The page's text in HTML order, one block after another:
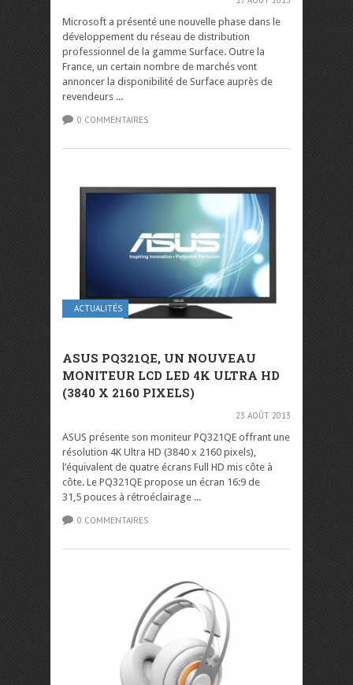
Microsoft a présenté une nouvelle phase dans le
développement du réseau de distribution
professionnel de la gamme Surface. Outre la
France, un certain nombre de marchés vont
annoncer la disponibilité de Surface auprès de
revendeurs ...
0 COMMENTAIRES
ACTUALITÉS
ASUS PQ321QE, UN NOUVEAU
MONITEUR LCD LED 4K ULTRA HD
(3840 X 2160 PIXELS)
23 AOÛT 2013
ASUS présente son moniteur PQ321QE offrant une
résolution 4K Ultra HD (3840 x 2160 pixels),
l’équivalent de quatre écrans Full HD mis côte à
côte. Le PQ321QE propose un écran 16:9 de
31,5 pouces à rétroéclairage ...
0 COMMENTAIRES